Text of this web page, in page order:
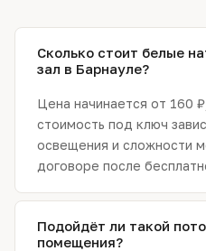
Сколько стоит белые
зал в Барнауле?
Цена начинается от 160
стоимость под ключ
освещения и сложности
договоре после
Подойдёт ли такой
помещения?